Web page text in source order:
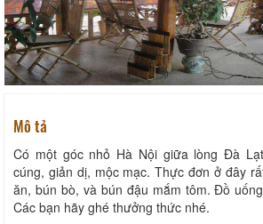
Mô tả
Có một góc nhỏ Hà Nội giữa lòng Đà
cúng, giản dị, mộc mạc. Thực đơn ở đây
ăn, bún bò, và bún đậu mắm tôm. Đồ
Các bạn hãy ghé thưởng thức nhé.